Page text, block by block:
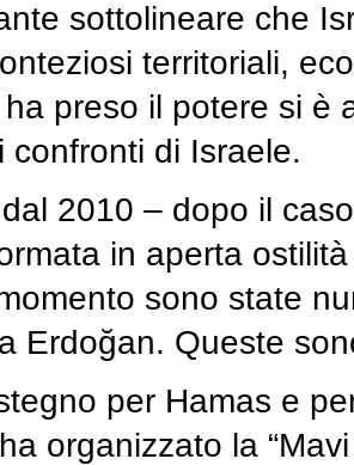
sottolineare che
territoriali,
preso il potere si è
confronti di Israele.
2010 – dopo il
in aperta
sono state
Erdoğan. Queste
per Hamas e
organizzato la